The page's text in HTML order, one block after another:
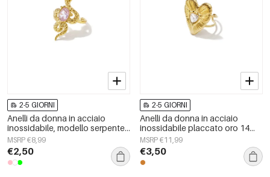
2-5 GIORNI
Anelli da donna in acciaio
inossidabile, modello serpente,
classici, per feste ed eventi, di
lusso.
MSRP €8,99
€2,50
2-5 GIORNI
Anelli da donna in acciaio
inossidabile placcato oro 14
carati, modello a cuore,
semplici, per tutti i giorni.
MSRP €11,99
€3,50